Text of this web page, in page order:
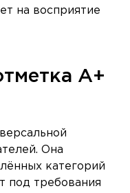
на восприятие
A+
Она
категорий
под требования